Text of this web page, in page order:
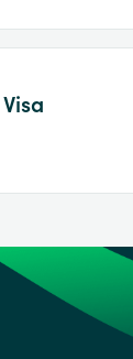
Visa